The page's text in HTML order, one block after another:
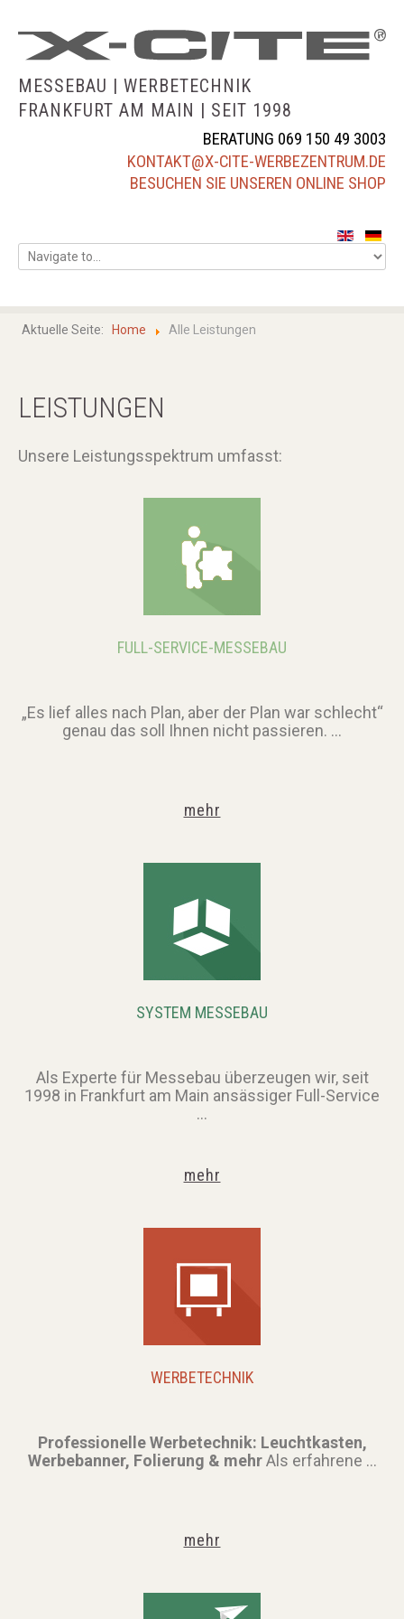
MESSEBAU | WERBETECHNIK
FRANKFURT AM MAIN | SEIT 1998
BERATUNG 069 150 49 3003
KONTAKT@X-CITE-WERBEZENTRUM.DE
BESUCHEN SIE UNSEREN ONLINE SHOP
home
über uns
Aktuelle Seite: Home Alle Leistungen
LEISTUNGEN
Unsere Leistungsspektrum umfasst:
FULL-SERVICE-MESSEBAU
„Es lief alles nach Plan, aber der Plan war schlecht“
genau das soll Ihnen nicht passieren. ...
mehr
SYSTEM MESSEBAU
Als Experte für Messebau überzeugen wir, seit
1998 in Frankfurt am Main ansässiger Full-Service
...
mehr
WERBETECHNIK
Professionelle Werbetechnik: Leuchtkasten,
Werbebanner, Folierung & mehrAls erfahrene ...
mehr